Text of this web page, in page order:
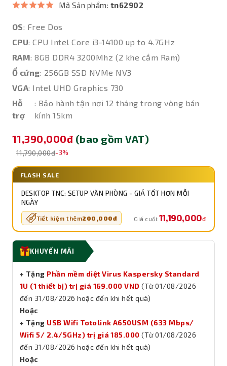
Mã Sản phẩm: tn62902
OS: Free Dos
CPU: CPU Intel Core i3-14100 up to 4.7GHz
RAM: 8GB DDR4 3200Mhz (2 khe cắm Ram)
Ổ cứng: 256GB SSD NVMe NV3
VGA: Intel UHD Graphics 730
Hỗ
trợ
: Bảo hành tận nơi 12 tháng trong vòng bán
kính 15km
11,390,000đ (bao gồm VAT)
11,790,000đ-3%
FLASH SALE
DESKTOP TNC: SETUP VĂN PHÒNG - GIÁ TỐT HƠN MỖI
NGÀY
Tiết kiệm thêm200,000đ Giá cuối:11,190,000đ
KHUYẾN MÃI
+ Tặng Phần mềm diệt Virus Kaspersky Standard
1U (1 thiết bị) trị giá 169.000 VND (Từ 01/08/2026
đến 31/08/2026 hoặc đến khi hết quà)
Hoặc
+ Tặng USB Wifi Totolink A650USM (633 Mbps/
Wifi 5/ 2.4/5GHz) trị giá 185.000 (Từ 01/08/2026
đến 31/08/2026 hoặc đến khi hết quà)
Hoặc